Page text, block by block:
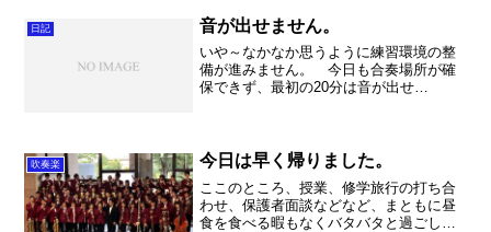
加してくれて盛り上がりました。午後は2
年生を中心に日輪...
日記 音が出せません。
いや～なかなか思うように練習環境の整
備が進みません。 今日も合奏場所が確
保できず、最初の20分は音が出せ
すね。でも素晴らしい生徒達に...
吹奏楽 今日は早く帰りました。
ここのところ、授業、修学旅行の打ち合
わせ、保護者面談などなど、まともに昼
食を食べる暇もなくバタバタと過ごして